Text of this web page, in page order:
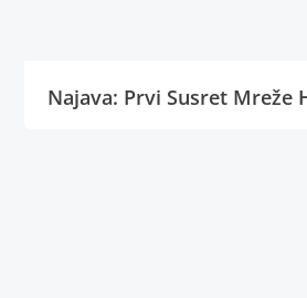
Najava: Prvi Susret Mreže